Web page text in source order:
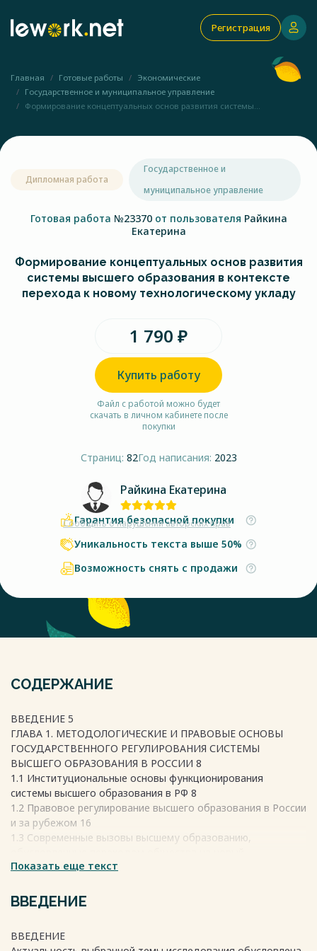
Регистрация
Главная Готовые работы
Экономические
Государственное и муниципальное управление
Формирование концептуальных основ развития системы...
Дипломная работа
Государственное и
муниципальное управление
Готовая работа №23370 от пользователя Райкина
Екатерина
Формирование концептуальных основ развития
системы высшего образования в контексте
перехода к новому технологическому укладу
1 790 ₽
Купить работу
Файл с работой можно будет
скачать в личном кабинете после
покупки
Страниц: 82Год написания: 2023
Райкина Екатерина
Сообщить о нарушении авторских прав
Гарантия безопасной покупки
Уникальность текста выше 50%
Возможность снять с продажи
СОДЕРЖАНИЕ
ВВЕДЕНИЕ 5
ГЛАВА 1. МЕТОДОЛОГИЧЕСКИЕ И ПРАВОВЫЕ ОСНОВЫ
ГОСУДАРСТВЕННОГО РЕГУЛИРОВАНИЯ СИСТЕМЫ
ВЫСШЕГО ОБРАЗОВАНИЯ В РОССИИ 8
1.1 Институциональные основы функционирования
системы высшего образования в РФ 8
1.2 Правовое регулирование высшего образования в России
и за рубежом 16
1.3 Современные вызовы высшему образованию,
технологический уклад. 23
УЧЕБНЫХ ЗАВЕДЕНИЙ РОССИИ 30
2.1 Анализ достигнутого уровня развития системы высшего
2.2 Анализ тенденций развития высшего образования в
Показать еще текст
ВВЕДЕНИЕ
ВВЕДЕНИЕ